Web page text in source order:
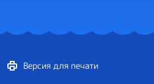
Версия для печати